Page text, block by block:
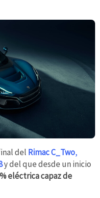
del Rimac C_Two,
y del que desde un inicio
eléctrica capaz de